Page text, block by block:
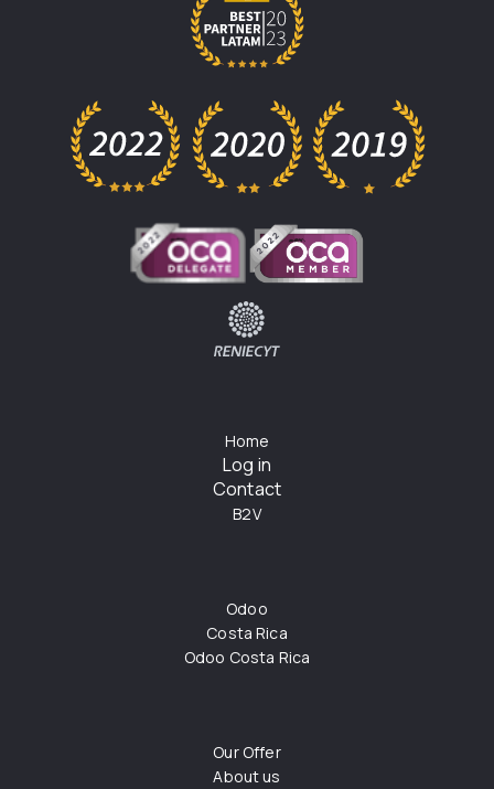
Home
Log in
Contact
B2V
Odoo
Costa Rica
Odoo Costa Rica
Our Offer
About us